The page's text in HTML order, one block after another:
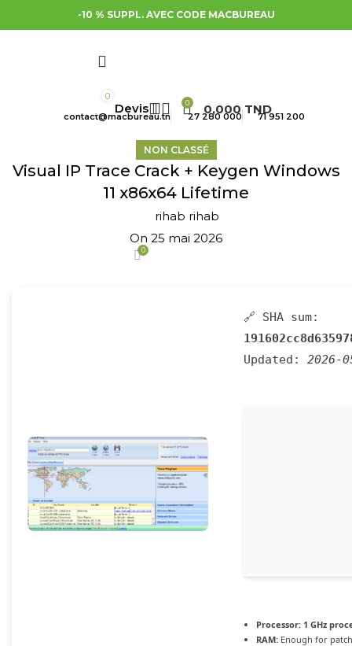
-10 % SUPPL. AVEC CODE MACBUREAU
0
0 0,000TND
contact@macbureau.tn 27 280 000 71 951 200
NON CLASSÉ
Visual IP Trace Crack + Keygen Windows
11 x86x64 Lifetime
rihab rihab
On 25 mai 2026
0
🔗 SHA sum:
Updated: 2026-
Processor: 1 GHz
RAM: Enough for